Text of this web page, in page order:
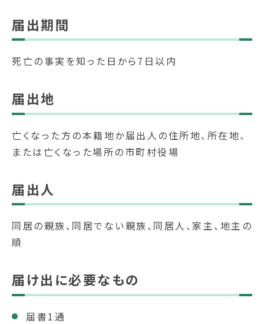
届出期間
死亡の事実を知った日から7日以内
届出地
亡くなった方の本籍地か届出人の住所地、所在地、
または亡くなった場所の市町村役場
届出人
同居の親族、同居でない親族、同居人、家主、地主の
順
届け出に必要なもの
届書1通